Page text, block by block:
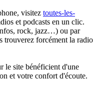
visitez toutes-les-
et podcasts en un clic.
rock, jazz…) ou par
trouverez forcément la radio
le site bénéficient d'une
et votre confort d'écoute.